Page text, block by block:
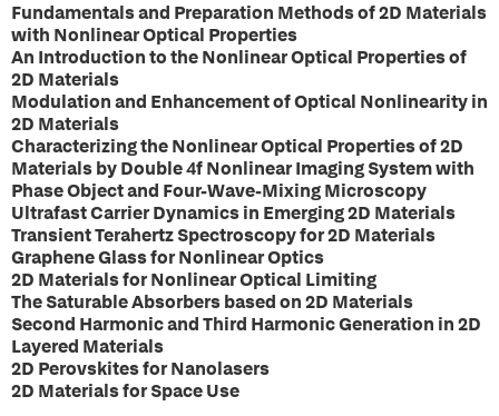
Fundamentals and Preparation Methods of 2D Materials
with Nonlinear Optical Properties
An Introduction to the Nonlinear Optical Properties of
2D Materials
Modulation and Enhancement of Optical Nonlinearity in
2D Materials
Characterizing the Nonlinear Optical Properties of 2D
Materials by Double 4f Nonlinear Imaging System with
Phase Object and Four-Wave-Mixing Microscopy
Ultrafast Carrier Dynamics in Emerging 2D Materials
Transient Terahertz Spectroscopy for 2D Materials
Graphene Glass for Nonlinear Optics
2D Materials for Nonlinear Optical Limiting
The Saturable Absorbers based on 2D Materials
Second Harmonic and Third Harmonic Generation in 2D
Layered Materials
2D Perovskites for Nanolasers
2D Materials for Space Use